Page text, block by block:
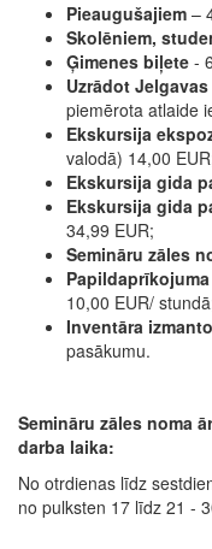
Pieaugušajiem –
Skolēniem,
Ģimenes biļete -
Uzrādot
piemērota atlaide
Ekskursija
valodā) 14,00
Ekskursija gida
Ekskursija gida
34,99 EUR;
Semināru zāles
10,00 EUR/
Inventāra
pasākumu.
Semināru zāles noma
darba laika:
No otrdienas līdz
no pulksten 17 līdz 21 -